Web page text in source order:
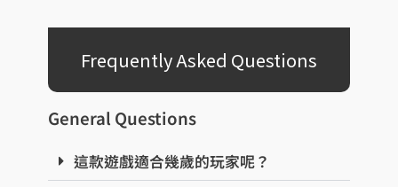
Frequently Asked Questions
General Questions
這款遊戲適合幾歲的玩家呢？